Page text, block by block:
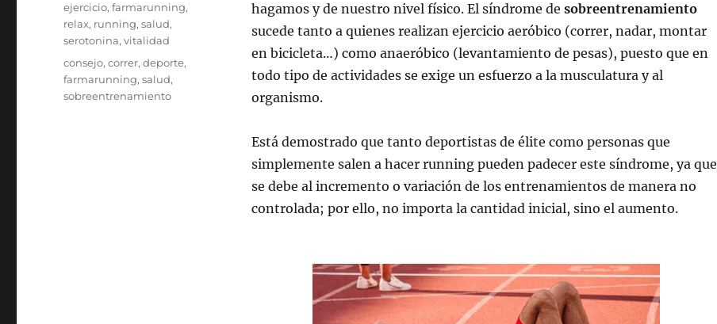
hagamos y de nuestro nivel físico. El síndrome de sobreentrenamiento
sucede tanto a quienes realizan ejercicio aeróbico (correr, nadar, montar
en bicicleta…) como anaeróbico (levantamiento de pesas), puesto que en
todo tipo de actividades se exige un esfuerzo a la musculatura y al
organismo.
Está demostrado que tanto deportistas de élite como personas que
simplemente salen a hacer running pueden padecer este síndrome, ya que
se debe al incremento o variación de los entrenamientos de manera no
controlada; por ello, no importa la cantidad inicial, sino el aumento.
ejercicio,farmarunning,
relax, running,salud,
serotonina,vitalidad
Etiquetas
consejo,correr,deporte,
farmarunning,salud,
sobreentrenamiento